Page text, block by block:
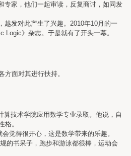
专家，他们一起审读，反复商讨，如同发
发对此产生了兴趣。2010年10月的一
》杂志。于是就有了开头一幕。
面对其进行扶持。
技术学院应用数学专业录取。他说，自
格。
觉得很开心，这是数学带来的乐趣。
的书呆子，跑步和游泳都很棒，运动会